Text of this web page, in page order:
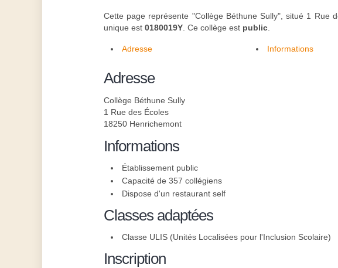
Cette page représente "Collège Béthune Sully", situé 1 Rue
unique est 0180019Y . Ce collège est public
Adresse Informations
Adresse
Collège Béthune Sully
1 Rue des Écoles
18250 Henrichemont
Informations
Établissement public
Capacité de 357 collégiens
Dispose d'un restaurant self
Classes adaptées
Classe ULIS (Unités Localisées pour l'Inclusion Scolaire)
Inscription